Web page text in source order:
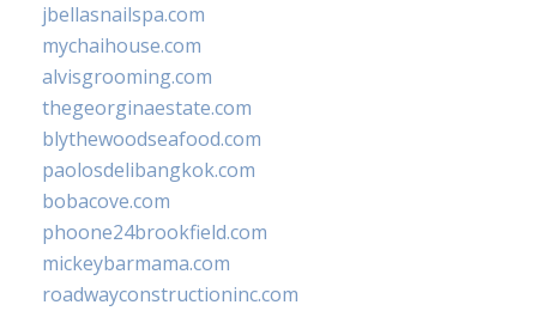
jbellasnailspa.com
mychaihouse.com
alvisgrooming.com
thegeorginaestate.com
blythewoodseafood.com
paolosdelibangkok.com
bobacove.com
phoone24brookfield.com
mickeybarmama.com
roadwayconstructioninc.com